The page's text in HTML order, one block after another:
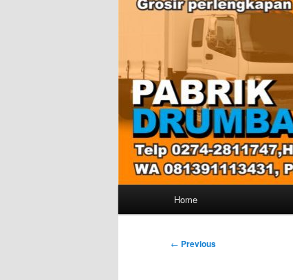
Home
Post
← Previous